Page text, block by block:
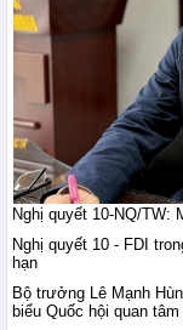
Nghị quyết 10-NQ/TW:
Nghị quyết 10 - FDI
hạn
Bộ trưởng Lê Mạnh
biểu Quốc hội quan